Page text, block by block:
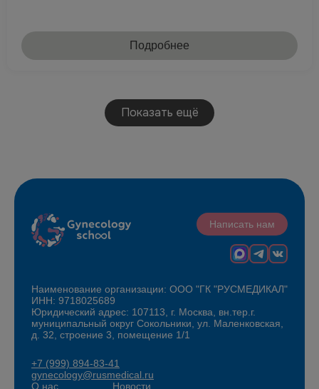
Подробнее
Показать ещё
Написать нам
Наименование организации: ООО "ГК "РУСМЕДИКАЛ"
ИНН: 9718025689
Юридический адрес: 107113, г. Москва, вн.тер.г.
муниципальный округ Сокольники, ул. Маленковская,
д. 32, строение 3, помещение 1/1
+7 (999) 894-83-41
gynecology@rusmedical.ru
О нас
Новости